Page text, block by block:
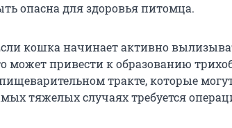
опасна для здоровья питомца.
кошка начинает активно
может привести к образованию
тракте, которые
тяжелых случаях требуется